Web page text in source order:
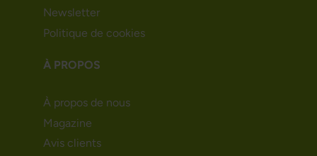
Newsletter
Politique de cookies
À PROPOS
À propos de nous
Magazine
Avis clients